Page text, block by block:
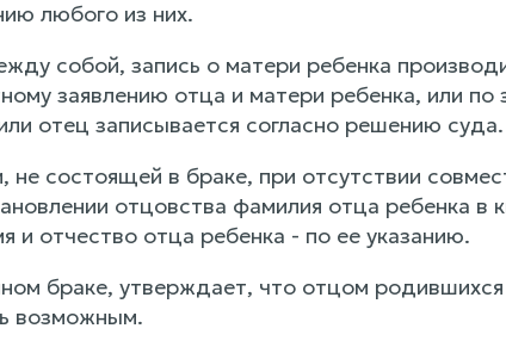
любого из них.
собой, запись о матери ребенка
заявлению отца и матери ребенка, или по
отец записывается согласно решению суда.
состоящей в браке, при отсутствии
отцовства фамилия отца ребенка в
и отчество отца ребенка - по ее указанию.
браке, утверждает, что отцом
возможным.